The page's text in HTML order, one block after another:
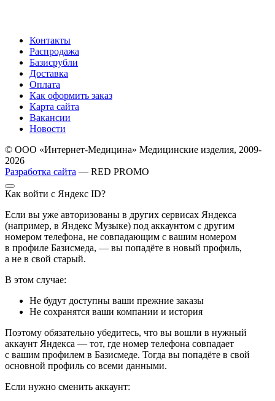
Контакты
Распродажа
Базисрубли
Доставка
Оплата
Как оформить заказ
Карта сайта
Вакансии
Новости
© ООО «Интернет-Медицина» Медицинские изделия, 2009-
2026
Разработка сайта — RED PROMO
Как войти с Яндекс ID?
Если вы уже авторизованы в других сервисах Яндекса
(например, в Яндекс Музыке) под аккаунтом с другим
номером телефона, не совпадающим с вашим номером
в профиле Базисмеда, — вы попадёте в новый профиль,
а не в свой старый.
В этом случае:
Не будут доступны ваши прежние заказы
Не сохранятся ваши компании и история
Поэтому обязательно убедитесь, что вы вошли в нужный
аккаунт Яндекса — тот, где номер телефона совпадает
с вашим профилем в Базисмеде. Тогда вы попадёте в свой
основной профиль со всеми данными.
Если нужно сменить аккаунт: